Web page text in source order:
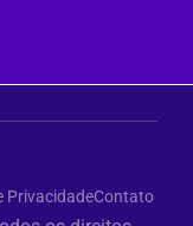
PrivacidadeContato